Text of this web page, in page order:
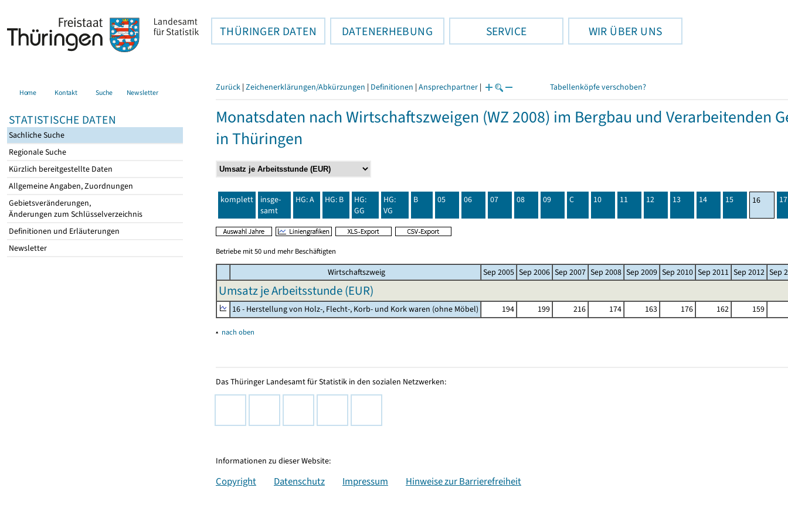
THÜRINGER DATEN DATENERHEBUNG SERVICE WIR ÜBER UNS
Home Kontakt Suche Newsletter
STATISTISCHE DATEN
Sachliche Suche
Regionale Suche
Kürzlich bereitgestellte Daten
Allgemeine Angaben, Zuordnungen
Gebietsveränderungen,
Änderungen zum Schlüsselverzeichnis
Definitionen und Erläuterungen
Newsletter
Zurück | Zeichenerklärungen/Abkürzungen | Definitionen | Ansprechpartner | Tabellenköpfe verschoben?
Monatsdaten nach Wirtschaftszweigen (WZ 2008) im Bergbau und Verarbeitenden
in Thüringen
komplett
insge-
samt
HG: A HG: B
HG:
GG
HG:
VG
B 05 06 07 08 09 C 10 11 12 13 14 15 16 17
Betriebe mit 50 und mehr Beschäftigten
Wirtschaftszweig Sep 2005 Sep 2006 Sep 2007 Sep 2008 Sep 2009 Sep 2010 Sep 2011 Sep 2012 Sep
Umsatz je Arbeitsstunde (EUR)
16 - Herstellung von Holz-, Flecht-, Korb- und Kork waren (ohne Möbel) 194 199 216 174 163 176 162 159
▴ nach oben
Das Thüringer Landesamt für Statistik in den sozialen Netzwerken:
Informationen zu dieser Website:
Copyright Datenschutz Impressum Hinweise zur Barrierefreiheit